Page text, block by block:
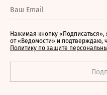
Нажимая кнопку «Подписаться»,
от «Ведомости» и подтверждаю,
Политику по защите